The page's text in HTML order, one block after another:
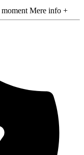
Mere info +